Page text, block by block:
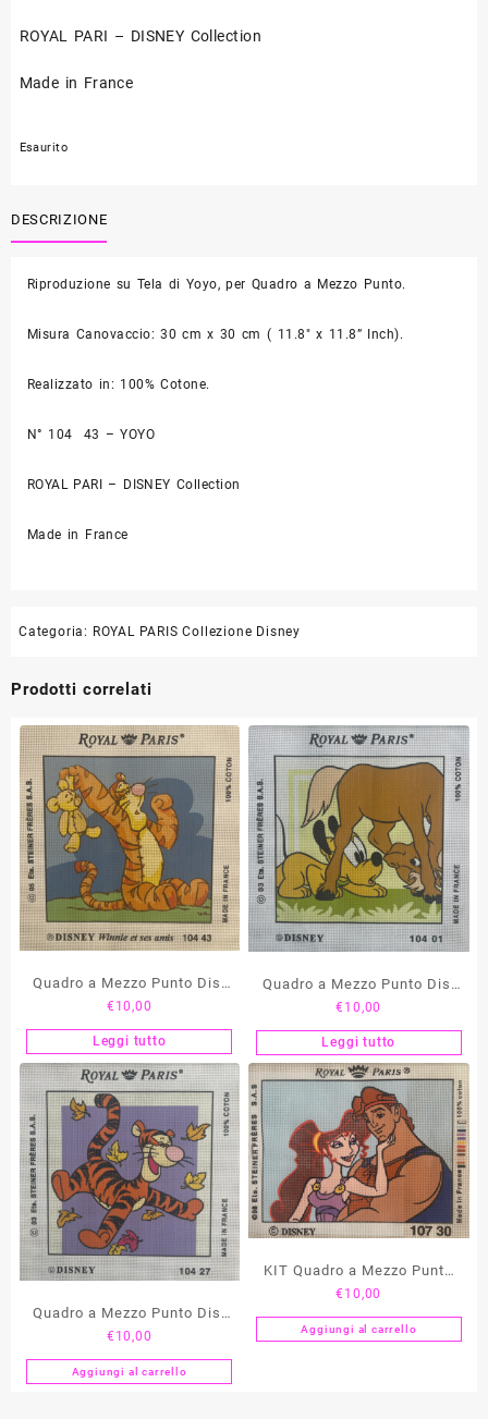
ROYAL PARI – DISNEY Collection
Made in France
Esaurito
DESCRIZIONE
Riproduzione su Tela di Yoyo, per Quadro a Mezzo Punto.
Misura Canovaccio: 30 cm x 30 cm ( 11.8″ x 11.8” Inch).
Realizzato in: 100% Cotone.
N° 104 43 – YOYO
ROYAL PARI – DISNEY Collection
Made in France
Categoria: ROYAL PARIS Collezione Disney
Prodotti correlati
Quadro a Mezzo Punto Dis.
Tigro – 104 43
€ 10,00
Leggi tutto
Quadro a Mezzo Punto Dis.
Pluto Cucciolo – 104 01
€ 10,00
Leggi tutto
Quadro a Mezzo Punto Dis.
Tigro – 104 27
€ 10,00
Aggiungi al carrello
KIT Quadro a Mezzo Punto
Dis. Hercules – 107 30
€ 10,00
Aggiungi al carrello